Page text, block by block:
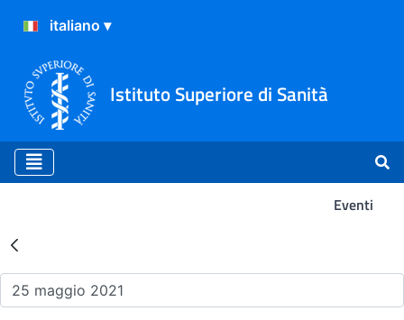
Istituto Superiore di Sanità
Eventi
Risultati della Ricerca -